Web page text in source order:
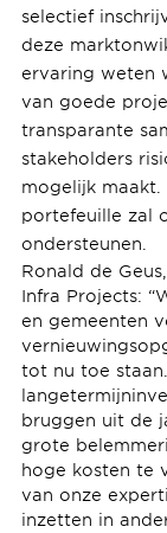
selectief
deze
ervaring weten
van goede
transparante
stakeholders
mogelijk
portefeuille zal
ondersteunen.
Ronald de
Infra Projects:
en gemeenten
tot nu toe
bruggen uit de
grote
hoge kosten te
van onze
inzetten in